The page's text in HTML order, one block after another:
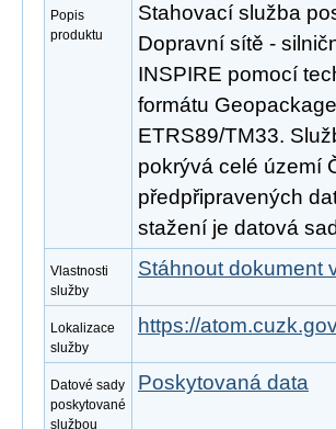
Popis
produktu
Stahovací služba
Dopravní sítě -
INSPIRE pomocí
formátu
ETRS89/TM33.
pokrývá celé území
předpřipravených
stažení je datová
Vlastnosti
služby
Stáhnout dokument
Lokalizace
služby
https://
Datové sady
poskytované
službou
Poskytovaná data